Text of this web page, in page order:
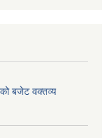
बजेट वक्तव्य